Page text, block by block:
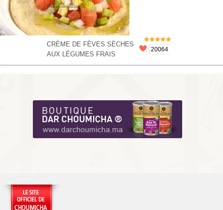
CRÈME DE FÈVES SÈCHES
AUX LÉGUMES FRAIS
20064